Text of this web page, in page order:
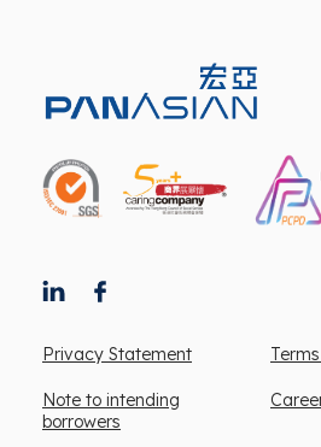
Privacy Statement
Note to intending
borrowers